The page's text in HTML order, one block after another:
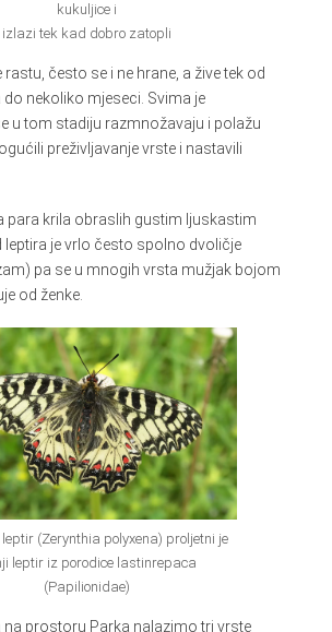
kukuljice i
izlazi tek kad dobro zatopli
rastu, često se i ne hrane, a žive tek od
nekoliko mjeseci. Svima je
u tom stadiju razmnožavaju i polažu
preživljavanje vrste i nastavili
para krila obraslih gustim ljuskastim
leptira je vrlo često spolno dvoličje
pa se u mnogih vrsta mužjak bojom
od ženke.
(Zerynthia polyxena) proljetni je
leptir iz porodice lastinrepaca
(Papilionidae)
na prostoru Parka nalazimo tri vrste